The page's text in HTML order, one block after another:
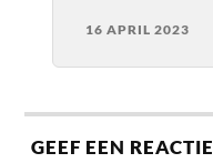
16 APRIL 2023
GEEF EEN REACTIE